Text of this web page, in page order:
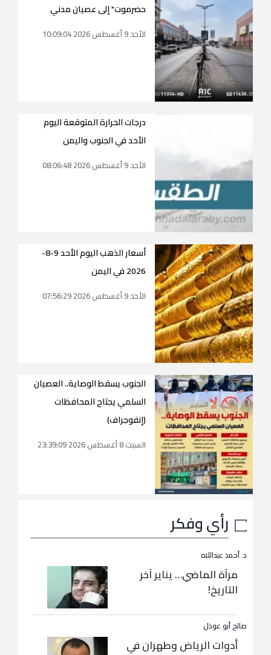
حضرموت" إلى عصيان مدني
الأحد 9 أغسطس 2026 10:09:04
درجات الحرارة المتوقعة اليوم
الأحد في الجنوب واليمن
الأحد 9 أغسطس 2026 08:06:48
أسعار الذهب اليوم الأحد 9-8-
2026 في اليمن
الأحد 9 أغسطس 2026 07:56:29
الجنوب يسقط الوصاية.. العصيان
السلمي يجتاح المحافظات
(إنفوجراف)
السبت 8 أغسطس 2026 23:39:09
رأي وفكر
د. أحمد عبداللاه
مرآة الماضي… يناير آخر
التاريخ!
صالح أبو عوذل
أدوات الرياض وطهران في